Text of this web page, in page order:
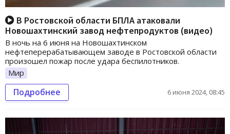
В Ростовской области БПЛА атаковали
Новошахтинский завод нефтепродуктов (видео)
В ночь на 6 июня на Новошахтинском
нефтеперерабатывающем заводе в Ростовской области
произошел пожар после удара беспилотников.
Мир
Подробнее 6 июня 2024, 08:45